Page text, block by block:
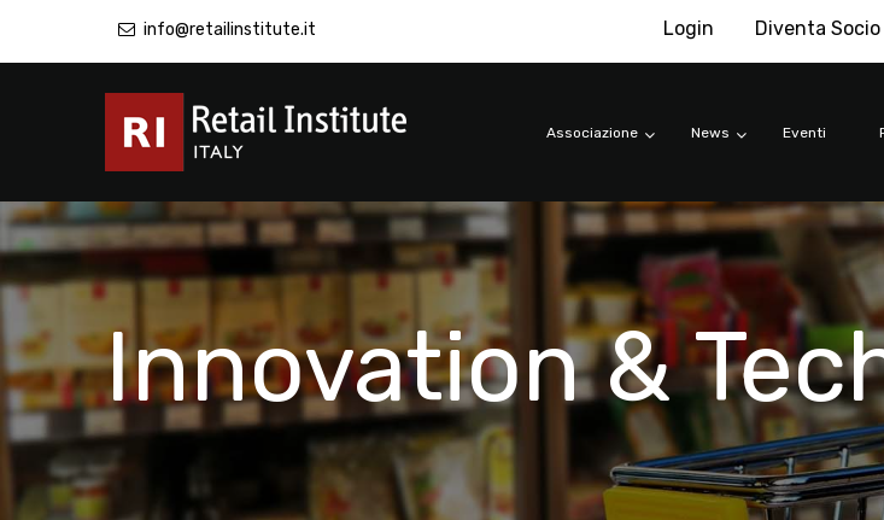
info@retailinstitute.it Login Diventa Socio
Associazione News Eventi
Innovation &